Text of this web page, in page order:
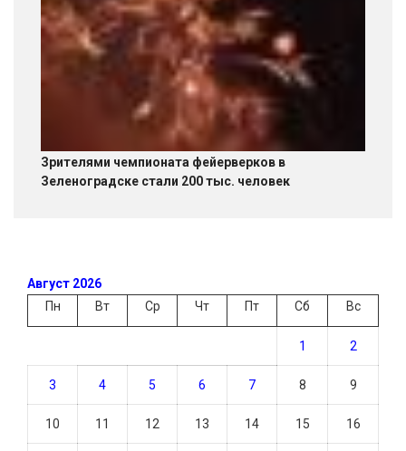
Зрителями чемпионата фейерверков в
Зеленоградске стали 200 тыс. человек
Август 2026
Пн
Вт Ср Чт Пт Сб Вс
1 2
3 4 5 6 7 8 9
10 11 12 13 14 15 16